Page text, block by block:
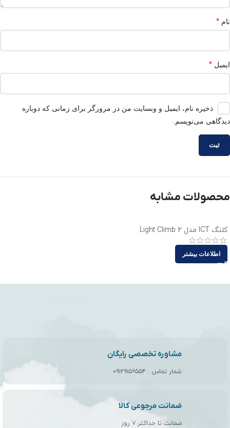
نام *
ایمیل *
ذخیره نام، ایمیل و وبسایت من در مرورگر برای زمانی که دوباره
دیدگاهی می‌نویسم.
محصولات مشابه
کلنگ ICT مدل Light Climb 2
اطلاعات بیشتر
مشاوره تخصصی رایگان
شمار تماس : ۰۹۱۲۹۱۵۶۵۵۴
ضمانت مرجوعی کالا
ضمانت تا حداکثر ۷ روز